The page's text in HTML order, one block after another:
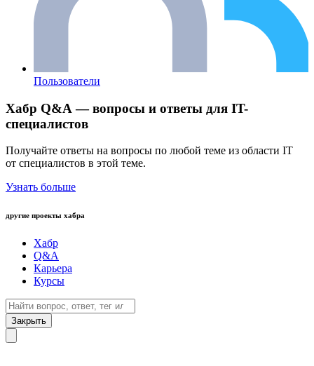
Пользователи
Хабр Q&A — вопросы и ответы для IT-
специалистов
Получайте ответы на вопросы по любой теме из области IT
от специалистов в этой теме.
Узнать больше
другие проекты хабра
Хабр
Q&A
Карьера
Курсы
Закрыть